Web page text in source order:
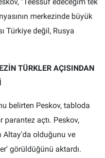
merkezinde büyük
Türkiye değil, Rusya
TÜRKLER AÇISINDAN
belirten Peskov, tabloda
parantez açtı. Peskov,
Altay'da olduğunu ve
görüldüğünü aktardı.